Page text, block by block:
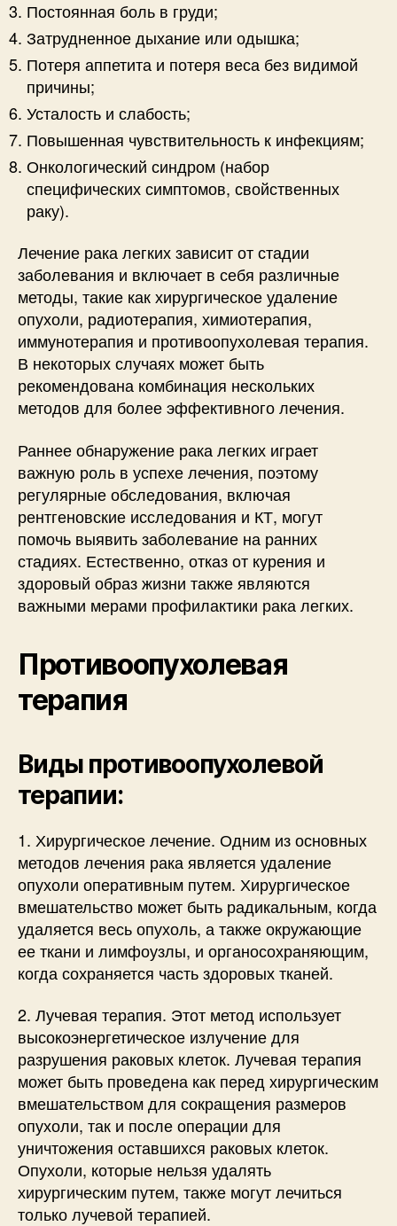
Постоянная боль в груди;
Затрудненное дыхание или одышка;
Потеря аппетита и потеря веса без видимой
причины;
Усталость и слабость;
Повышенная чувствительность к инфекциям;
Онкологический синдром (набор
специфических симптомов, свойственных
раку).
Лечение рака легких зависит от стадии
заболевания и включает в себя различные
методы, такие как хирургическое удаление
опухоли, радиотерапия, химиотерапия,
иммунотерапия и противоопухолевая терапия.
В некоторых случаях может быть
рекомендована комбинация нескольких
методов для более эффективного лечения.
Раннее обнаружение рака легких играет
важную роль в успехе лечения, поэтому
регулярные обследования, включая
рентгеновские исследования и КТ, могут
помочь выявить заболевание на ранних
стадиях. Естественно, отказ от курения и
здоровый образ жизни также являются
важными мерами профилактики рака легких.
Противоопухолевая
терапия
Виды противоопухолевой
терапии:
1. Хирургическое лечение. Одним из основных
методов лечения рака является удаление
опухоли оперативным путем. Хирургическое
вмешательство может быть радикальным, когда
удаляется весь опухоль, а также окружающие
ее ткани и лимфоузлы, и органосохраняющим,
когда сохраняется часть здоровых тканей.
2. Лучевая терапия. Этот метод использует
высокоэнергетическое излучение для
разрушения раковых клеток. Лучевая терапия
может быть проведена как перед хирургическим
вмешательством для сокращения размеров
опухоли, так и после операции для
уничтожения оставшихся раковых клеток.
Опухоли, которые нельзя удалять
хирургическим путем, также могут лечиться
только лучевой терапией.